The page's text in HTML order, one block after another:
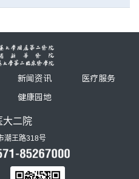
新闻资讯
医疗服务
健康园地
大二院
潮王路318号